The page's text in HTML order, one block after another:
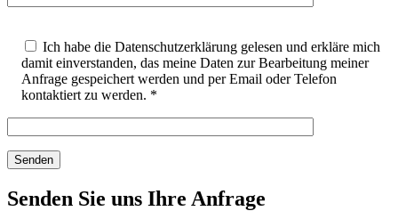
Ich habe die Datenschutzerklärung gelesen und erkläre mich
damit einverstanden, das meine Daten zur Bearbeitung meiner
Anfrage gespeichert werden und per Email oder Telefon
kontaktiert zu werden. *
Senden Sie uns Ihre Anfrage